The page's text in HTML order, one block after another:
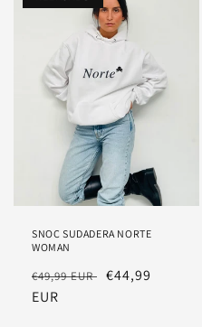
SNOC SUDADERA NORTE
WOMAN
Precio
habitual
€49,99 EUR Precio
€44,99
EUR